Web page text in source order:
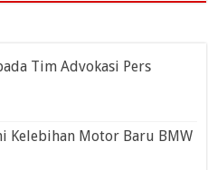
Tim Advokasi Pers
Kelebihan Motor Baru BMW